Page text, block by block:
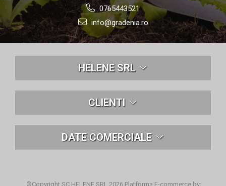
0765443521
info@gradenia.ro
HELENE SRL
CLIENTI
DATE COMERCIALE
©Copyright SC HELENE SRL 2026 Platforma E-commerce by